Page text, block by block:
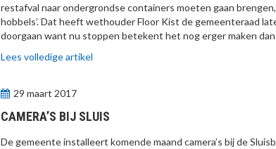
restafval naar ondergrondse containers moeten gaan
hobbels’. Dat heeft wethouder Floor Kist de gemeenteraad
doorgaan want nu stoppen betekent het nog erger maken dan
Lees volledige artikel
29 maart 2017
CAMERA’S BIJ SLUIS
De gemeente installeert komende maand camera’s bij de